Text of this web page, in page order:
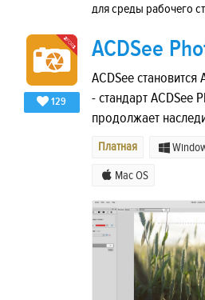
для среды рабочего
129
ACDSee
ACDSee
- стандарт ACDSee
продолжает
Платная
Mac OS